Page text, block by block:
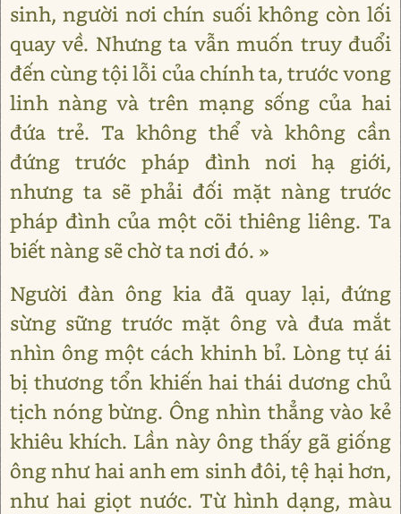
sinh, người nơi chín suối không còn lối
quay về. Nhưng ta vẫn muốn truy đuổi
đến cùng tội lỗi của chính ta, trước vong
linh nàng và trên mạng sống của hai
đứa trẻ. Ta không thể và không cần
đứng trước pháp đình nơi hạ giới,
nhưng ta sẽ phải đối mặt nàng trước
pháp đình của một cõi thiêng liêng. Ta
biết nàng sẽ chờ ta nơi đó. »
Người đàn ông kia đã quay lại, đứng
sừng sững trước mặt ông và đưa mắt
nhìn ông một cách khinh bỉ. Lòng tự ái
bị thương tổn khiến hai thái dương chủ
tịch nóng bừng. Ông nhìn thẳng vào kẻ
khiêu khích. Lần này ông thấy gã giống
ông như hai anh em sinh đôi, tệ hại hơn,
như hai giọt nước. Từ hình dạng, màu